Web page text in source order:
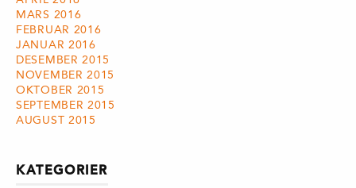
MARS 2016
FEBRUAR 2016
JANUAR 2016
DESEMBER 2015
NOVEMBER 2015
OKTOBER 2015
SEPTEMBER 2015
AUGUST 2015
KATEGORIER